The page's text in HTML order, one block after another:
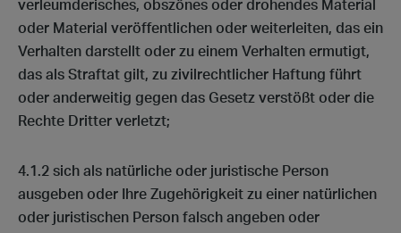
verleumderisches, obszönes oder drohendes Material
oder Material veröffentlichen oder weiterleiten, das ein
Verhalten darstellt oder zu einem Verhalten ermutigt,
das als Straftat gilt, zu zivilrechtlicher Haftung führt
oder anderweitig gegen das Gesetz verstößt oder die
Rechte Dritter verletzt;
4.1.2 sich als natürliche oder juristische Person
ausgeben oder Ihre Zugehörigkeit zu einer natürlichen
oder juristischen Person falsch angeben oder